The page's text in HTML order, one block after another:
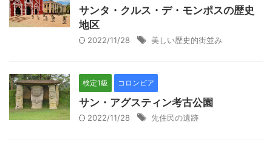
サンタ・クルス・デ・モンポスの歴史
地区
2022/11/28 美しい歴史的街並み
検定1級 コロンビア
サン・アグスティン考古公園
2022/11/28 先住民の遺跡